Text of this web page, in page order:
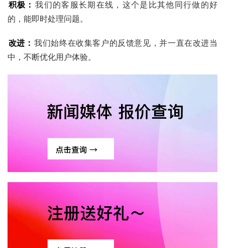
积极： 我们的客服长期在线，这个是比其他同行做的好
的，能即时处理问题。
改进： 我们始终在收集客户的反馈意见，并一直在改进当
中，不断优化用户体验。